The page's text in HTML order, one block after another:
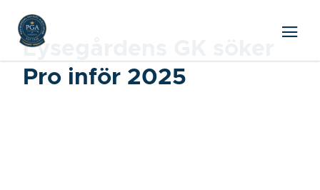
Lysegårdens GK söker
Pro inför 2025